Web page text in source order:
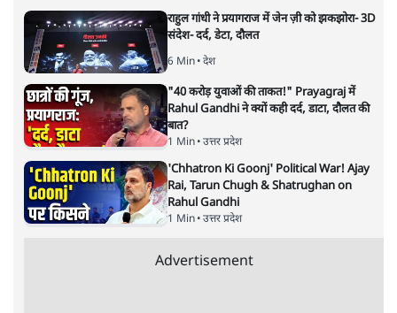
प्रमोद मल्लिककी और स्टोरी पढ़ें
अगली खबर लोड हो रही है...
ताजा खबरें